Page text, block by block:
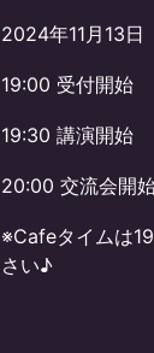
​​​2024年11月13
​​​19:00 受付開始
​​​19:30 講演開始
20:00 交流会開
​※Cafeタイムは
さい♪